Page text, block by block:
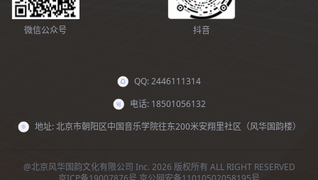
微信公众号 抖音
QQ: 2446111314
电话: 18501056132
地址: 北京市朝阳区中国音乐学院往东200米安翔里社区（风华国韵楼）
@北京风华国韵文化有限公司 Inc. 2026 版权所有 ALL RIGHT RESERVED